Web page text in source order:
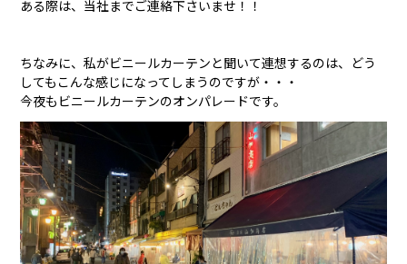
ある際は、当社までご連絡下さいませ！！
ちなみに、私がビニールカーテンと聞いて連想するのは、どう
してもこんな感じになってしまうのですが・・・
今夜もビニールカーテンのオンパレードです。